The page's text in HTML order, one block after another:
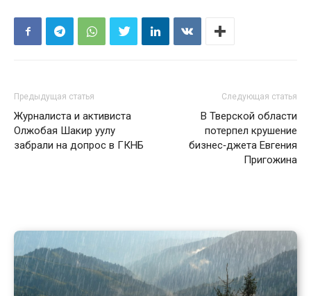
Предыдущая статья
Журналиста и активиста
Олжобая Шакир уулу
забрали на допрос в ГКНБ
Следующая статья
В Тверской области
потерпел крушение
бизнес‑джета Евгения
Пригожина